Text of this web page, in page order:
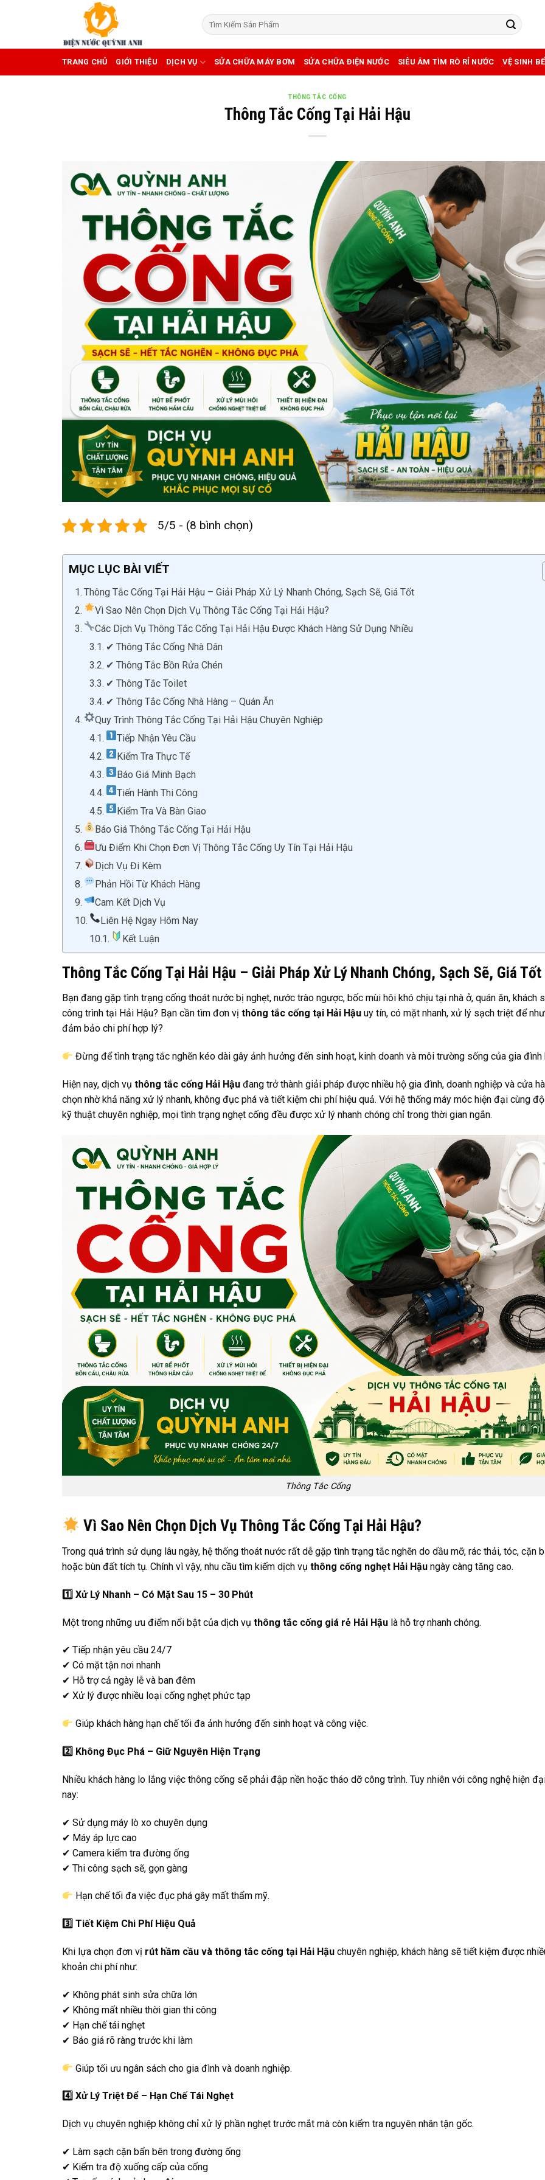
TRANG CHỦ GIỚI THIỆU DỊCH VỤ SỬA CHỮA MÁY BƠM SỬA CHỮA ĐIỆN NƯỚC SIÊU ÂM TÌM RÒ RỈ NƯỚC VỆ SINH
THÔNG TẮC CỐNG
Thông Tắc Cống Tại Hải Hậu
5/5 - (8 bình chọn)
MỤC LỤC BÀI VIẾT
Thông Tắc Cống Tại Hải Hậu – Giải Pháp Xử Lý Nhanh Chóng, Sạch Sẽ, Giá Tốt
Vì Sao Nên Chọn Dịch Vụ Thông Tắc Cống Tại Hải Hậu?
Các Dịch Vụ Thông Tắc Cống Tại Hải Hậu Được Khách Hàng Sử Dụng Nhiều
✔ Thông Tắc Cống Nhà Dân
✔ Thông Tắc Bồn Rửa Chén
✔ Thông Tắc Toilet
✔ Thông Tắc Cống Nhà Hàng – Quán Ăn
Quy Trình Thông Tắc Cống Tại Hải Hậu Chuyên Nghiệp
Tiếp Nhận Yêu Cầu
Kiểm Tra Thực Tế
Báo Giá Minh Bạch
Tiến Hành Thi Công
Kiểm Tra Và Bàn Giao
Báo Giá Thông Tắc Cống Tại Hải Hậu
Ưu Điểm Khi Chọn Đơn Vị Thông Tắc Cống Uy Tín Tại Hải Hậu
Dịch Vụ Đi Kèm
Phản Hồi Từ Khách Hàng
Cam Kết Dịch Vụ
Liên Hệ Ngay Hôm Nay
Kết Luận
Thông Tắc Cống Tại Hải Hậu – Giải Pháp Xử Lý Nhanh Chóng, Sạch Sẽ, Giá Tốt
Bạn đang gặp tình trạng cống thoát nước bị nghẹt, nước trào ngược, bốc mùi hôi khó chịu tại nhà ở, quán ăn, khách
công trình tại Hải Hậu? Bạn cần tìm đơn vị thông tắc cống tại Hải Hậu uy tín, có mặt nhanh, xử lý sạch triệt để
đảm bảo chi phí hợp lý?
Đừng để tình trạng tắc nghẽn kéo dài gây ảnh hưởng đến sinh hoạt, kinh doanh và môi trường sống của gia đình
Hiện nay, dịch vụ thông tắc cống Hải Hậu đang trở thành giải pháp được nhiều hộ gia đình, doanh nghiệp và cửa
chọn nhờ khả năng xử lý nhanh, không đục phá và tiết kiệm chi phí hiệu quả. Với hệ thống máy móc hiện đại cùng
kỹ thuật chuyên nghiệp, mọi tình trạng nghẹt cống đều được xử lý nhanh chóng chỉ trong thời gian ngắn.
Thông Tắc Cống
Vì Sao Nên Chọn Dịch Vụ Thông Tắc Cống Tại Hải Hậu?
Trong quá trình sử dụng lâu ngày, hệ thống thoát nước rất dễ gặp tình trạng tắc nghẽn do dầu mỡ, rác thải, tóc, cặn
hoặc bùn đất tích tụ. Chính vì vậy, nhu cầu tìm kiếm dịch vụ thông cống nghẹt Hải Hậu ngày càng tăng cao.
1️ Xử Lý Nhanh – Có Mặt Sau 15 – 30 Phút
Một trong những ưu điểm nổi bật của dịch vụ thông tắc cống giá rẻ Hải Hậu là hỗ trợ nhanh chóng.
✔ Tiếp nhận yêu cầu 24/7
✔ Có mặt tận nơi nhanh
✔ Hỗ trợ cả ngày lễ và ban đêm
✔ Xử lý được nhiều loại cống nghẹt phức tạp
Giúp khách hàng hạn chế tối đa ảnh hưởng đến sinh hoạt và công việc.
2️ Không Đục Phá – Giữ Nguyên Hiện Trạng
Nhiều khách hàng lo lắng việc thông cống sẽ phải đập nền hoặc tháo dỡ công trình. Tuy nhiên với công nghệ hiện
nay:
✔ Sử dụng máy lò xo chuyên dụng
✔ Máy áp lực cao
✔ Camera kiểm tra đường ống
✔ Thi công sạch sẽ, gọn gàng
Hạn chế tối đa việc đục phá gây mất thẩm mỹ.
3️ Tiết Kiệm Chi Phí Hiệu Quả
Khi lựa chọn đơn vị rút hầm cầu và thông tắc cống tại Hải Hậu chuyên nghiệp, khách hàng sẽ tiết kiệm được
khoản chi phí như:
✔ Không phát sinh sửa chữa lớn
✔ Không mất nhiều thời gian thi công
✔ Hạn chế tái nghẹt
✔ Báo giá rõ ràng trước khi làm
Giúp tối ưu ngân sách cho gia đình và doanh nghiệp.
4️ Xử Lý Triệt Để – Hạn Chế Tái Nghẹt
Dịch vụ chuyên nghiệp không chỉ xử lý phần nghẹt trước mắt mà còn kiểm tra nguyên nhân tận gốc.
✔ Làm sạch cặn bẩn bên trong đường ống
✔ Kiểm tra độ xuống cấp của cống